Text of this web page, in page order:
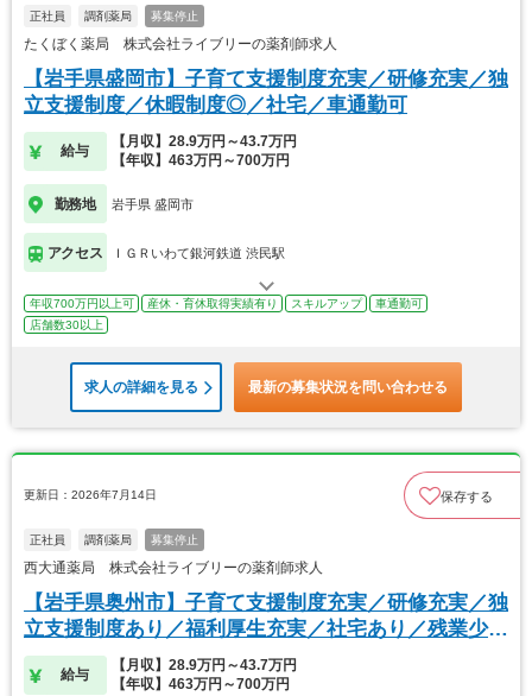
正社員 調剤薬局 募集停止
たくぼく薬局 株式会社ライブリーの薬剤師求人
【岩手県盛岡市】子育て支援制度充実／研修充実／独
立支援制度／休暇制度◎／社宅／車通勤可
給与
【月収】28.9万円～43.7万円
【年収】463万円～700万円
勤務地 岩手県 盛岡市
アクセス ＩＧＲいわて銀河鉄道 渋民駅
年収700万円以上可 産休・育休取得実績有り スキルアップ
車通勤可
店舗数30以上
求人の詳細を見る 最新の募集状況を問い合わせる
更新日：2026年7月14日 保存する
正社員 調剤薬局 募集停止
西大通薬局 株式会社ライブリーの薬剤師求人
【岩手県奥州市】子育て支援制度充実／研修充実／独
立支援制度あり／福利厚生充実／社宅あり／残業少な
め
給与
【月収】28.9万円～43.7万円
【年収】463万円～700万円